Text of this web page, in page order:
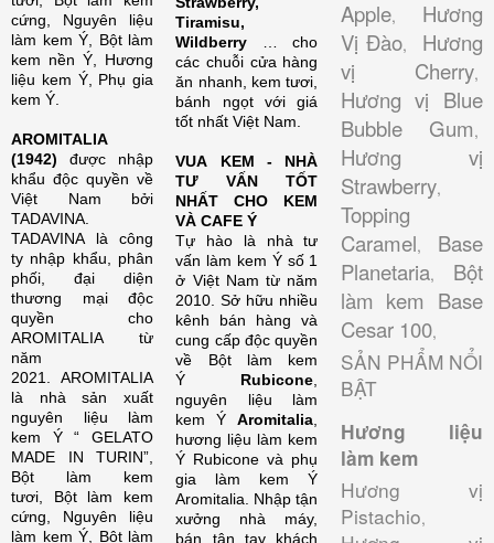
cứng, Nguyên liệu
làm kem Ý, Bột làm
kem nền Ý, Hương
liệu kem Ý, Phụ gia
kem Ý.
AROMITALIA
(1942) được nhập
khẩu độc quyền về
Việt Nam bởi
TADAVINA.
TADAVINA là công
ty nhập khẩu, phân
phối, đại diện
thương mại độc
quyền cho
AROMITALIA từ
năm
2021. AROMITALIA
là nhà sản xuất
nguyên liệu làm
kem Ý “ GELATO
MADE IN TURIN”,
Bột làm kem
tươi, Bột làm kem
cứng, Nguyên liệu
làm kem Ý, Bột làm
Tiramisu,
Wildberry … cho
các chuỗi cửa hàng
ăn nhanh, kem tươi,
bánh ngọt với giá
tốt nhất Việt Nam.
VUA KEM - NHÀ
TƯ VẤN TỐT
NHẤT CHO KEM
VÀ CAFE Ý
Tự hào là nhà tư
vấn làm kem Ý số 1
ở Việt Nam từ năm
2010. Sở hữu nhiều
kênh bán hàng và
cung cấp độc quyền
về Bột làm kem
Ý Rubicone
nguyên liệu làm
kem ÝAromitalia
hương liệu làm kem
Ý Rubicone và phụ
gia làm kem Ý
Aromitalia. Nhập tận
xưởng nhà máy,
bán tận tay khách
Apple, Hương
Vị Đào, Hương
vị Cherry,
Hương vị Blue
Bubble Gum,
Hương vị
Strawberry,
Topping
Caramel, Base
Planetaria, Bột
làm kem Base
Cesar 100,
SẢN PHẨM NỔI
BẬT
Hương liệu
làm kem
Hương vị
Pistachio,